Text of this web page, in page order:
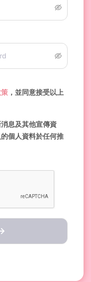
，並同意接受以上
息及其他宣傳資
個人資料於任何推